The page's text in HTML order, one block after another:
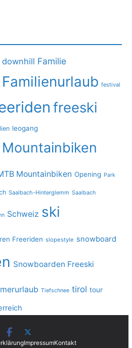
downhill Familie
Familienurlaub festival
freeski
leogang
Mountainbiken
Mountainbiken Opening Park
Saalbach-Hinterglemm Saalbach
Schweiz ski
Freeriden slopestyle snowboard
Snowboarden Freeski
Tiefschnee tirol tour
ImpressumKontakt